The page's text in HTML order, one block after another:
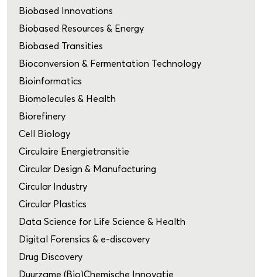
Biobased Innovations
Biobased Resources & Energy
Biobased Transities
Bioconversion & Fermentation Technology
Bioinformatics
Biomolecules & Health
Biorefinery
Cell Biology
Circulaire Energietransitie
Circular Design & Manufacturing
Circular Industry
Circular Plastics
Data Science for Life Science & Health
Digital Forensics & e-discovery
Drug Discovery
Duurzame (Bio)Chemische Innovatie